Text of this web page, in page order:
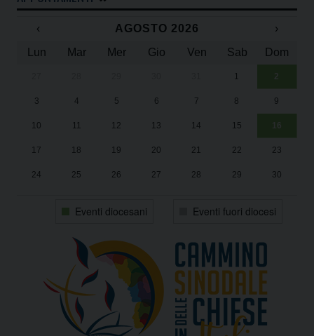
‹ AGOSTO 2026
›
Lun
Mar Mer Gio Ven Sab Dom
1 2
3 4 5 6 7 8 9
10 11 12 13 14 15 16
17 18 19 20 21 22 23
24 25 26 27 28 29 30
Eventi diocesani Eventi fuori diocesi